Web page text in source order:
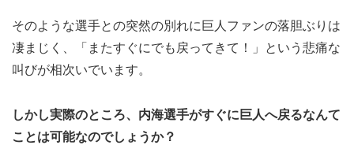
そのような選手との突然の別れに巨人ファンの落胆ぶりは
凄まじく、「またすぐにでも戻ってきて！」という悲痛な
叫びが相次いでいます。
しかし実際のところ、内海選手がすぐに巨人へ戻るなんて
ことは可能なのでしょうか？